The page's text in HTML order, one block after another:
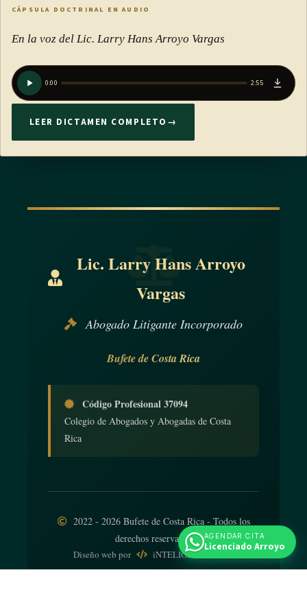
CÁPSULA DOCTRINAL EN AUDIO
En la voz del Lic. Larry Hans Arroyo Vargas
0:00 2:55
LEER DICTAMEN COMPLETO →
Lic. Larry Hans Arroyo
Vargas
Abogado Litigante Incorporado
Bufete de Costa Rica
Código Profesional 37094
Colegio de Abogados y Abogadas de Costa
Rica
2022 - 2026 Bufete de Costa Rica - Todos los
derechos reservados
Diseño web por iNTELIGENCIA Viva
AGENDAR CITA
Licenciado Arroyo